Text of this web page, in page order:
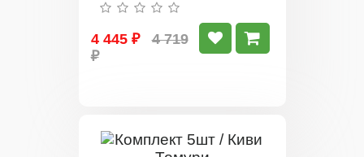
4 445 ₽
4 719
₽